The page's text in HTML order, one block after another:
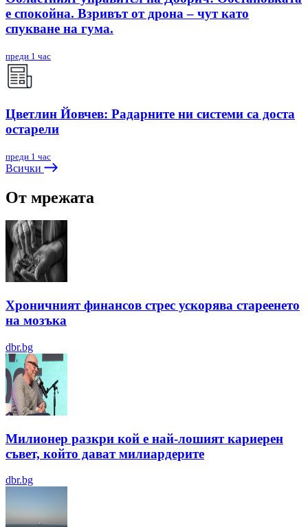
е спокойна. Взривът от дрона – чут като
спукване на гума.
преди 1 час
Цветлин Йовчев: Радарните ни системи са доста
остарели
преди 1 час
Всички
От мрежата
Хроничният финансов стрес ускорява стареенето
на мозъка
dbr.bg
Милионер разкри кой е най-лошият кариерен
съвет, който дават милиардерите
dbr.bg